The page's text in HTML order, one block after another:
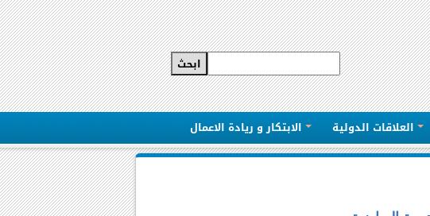
العلاقات الدولية الابتكار و ريادة الاعمال